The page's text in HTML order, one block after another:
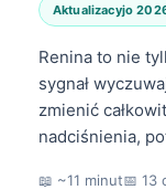
Aktualizacyjo
Renina to nie
sygnał
zmienić
nadciśnienia,
📖 ~11 minut📅 13